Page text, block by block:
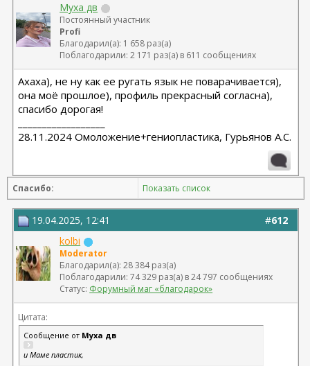
Муха дв
Постоянный участник
Profi
Благодарил(а): 1 658 раз(а)
Поблагодарили: 2 171 раз(а) в 611 сообщениях
Ахаха), не ну как ее ругать язык не поварачивается),
она моё прошлое), профиль прекрасный согласна),
спасибо дорогая!
28.11.2024 Омоложение+гениопластика, Гурьянов А.С.
Спасибо: Показать список
#612
19.04.2025, 12:41
kolbi
Moderator
Благодарил(а): 28 384 раз(а)
Поблагодарили: 74 329 раз(а) в 24 797 сообщениях
Статус: Форумный маг «благодарок»
Цитата:
Сообщение от Муха дв
и Маме пластик,